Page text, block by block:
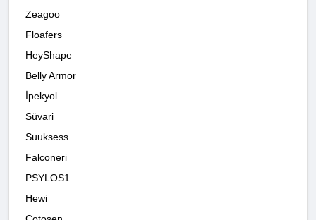
Zeagoo
Floafers
HeyShape
Belly Armor
İpekyol
Süvari
Suuksess
Falconeri
PSYLOS1
Hewi